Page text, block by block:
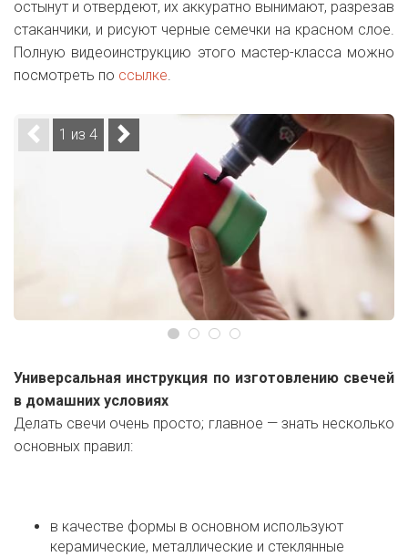
остынут и отвердеют, их аккуратно вынимают, разрезав
стаканчики, и рисуют черные семечки на красном слое.
Полную видеоинструкцию этого мастер-класса можно
посмотреть по ссылке.
1 из 4
Универсальная инструкция по изготовлению свечей
в домашних условиях
Делать свечи очень просто; главное — знать несколько
основных правил:
в качестве формы в основном используют
керамические, металлические и стеклянные